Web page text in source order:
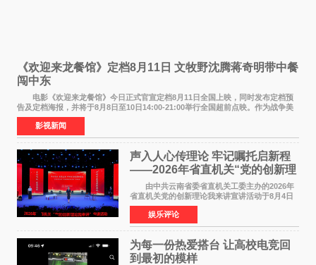
《欢迎来龙餐馆》定档8月11日 文牧野沈腾蒋奇明带中餐
闯中东
电影《欢迎来龙餐馆》今日正式官宣定档8月11日全国上映，同时发布定档预
告及定档海报，并将于8月8日至10日14:00-21:00举行全国超前点映。作为战争美
食大片，影片讲述的是中国厨师徐福（沈腾
影视新闻
声入人心传理论 牢记嘱托启新程
——2026年省直机关“党的创新理
论我来讲”宣讲活动圆满落幕
由中共云南省委省直机关工委主办的2026年
省直机关党的创新理论我来讲宣讲活动于8月4日
至5日在昆明举办。活动以 "牢记嘱托 感恩奋进
开创云南发展新局面 "为主题，坚持以新时代中国
特色社会主义
娱乐评论
为每一份热爱搭台 让高校电竞回
到最初的模样